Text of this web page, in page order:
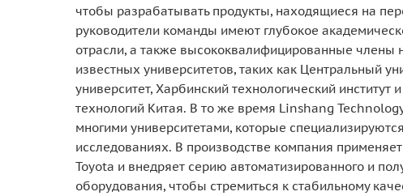
чтобы разрабатывать продукты, находящиеся на
руководители команды имеют глубокое
отрасли, а также высококвалифицированные члены
известных университетов, таких как Центральный
университет, Харбинский технологический институт
технологий Китая. В то же время Linshang
многими университетами, которые
исследованиях. В производстве компания
Toyota и внедряет серию автоматизированного и
оборудования, чтобы стремиться к стабильному